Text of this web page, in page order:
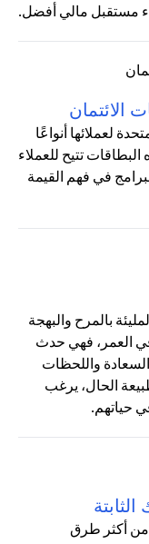
مستقبل مالي أفضل.
الائتمان
لعملائها أنواعًا
تتيح للعملاء
في فهم القيمة
بالمرح والبهجة
العمر، فهي حدث
السعادة واللحظات
الحال، يرغب
حياتهم.
من أكثر طرق